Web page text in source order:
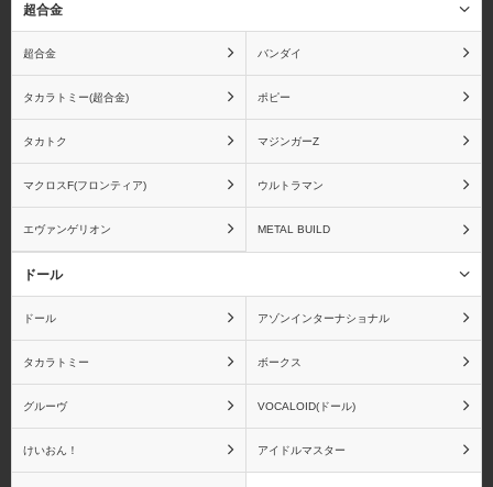
超合金
超合金 バンダイ
タカラトミー(超合金) ポピー
タカトク マジンガーZ
マクロスF(フロンティア) ウルトラマン
エヴァンゲリオン METAL BUILD
ドール
ドール アゾンインターナショナル
タカラトミー ボークス
グルーヴ VOCALOID(ドール)
けいおん！ アイドルマスター